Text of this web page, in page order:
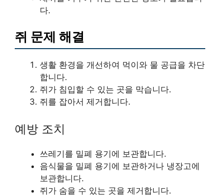
다.
쥐 문제 해결
생활 환경을 개선하여 먹이와 물 공급을 차단
합니다.
쥐가 침입할 수 있는 곳을 막습니다.
쥐를 잡아서 제거합니다.
예방 조치
쓰레기를 밀폐 용기에 보관합니다.
음식물을 밀폐 용기에 보관하거나 냉장고에
보관합니다.
쥐가 숨을 수 있는 곳을 제거합니다.